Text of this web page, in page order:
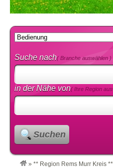
Suche nach( Branche auswählen )
in der Nähe von( Ihre Region
Suchen
» ** Region Rems Murr Kreis **